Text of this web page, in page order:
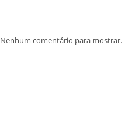
Nenhum comentário para mostrar.